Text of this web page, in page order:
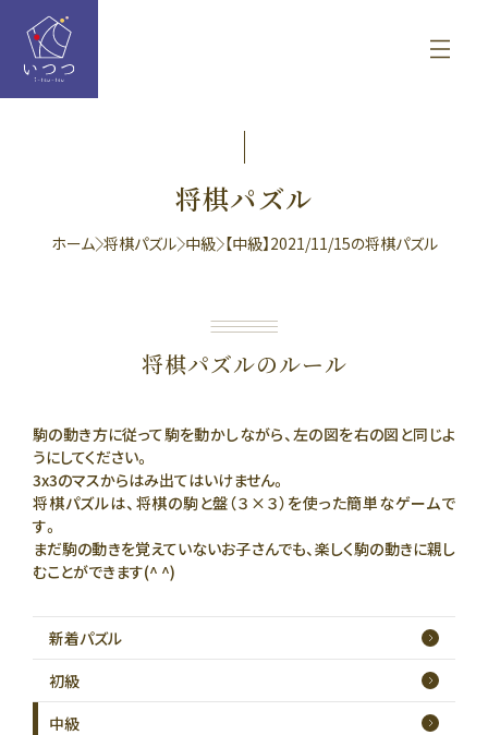
将棋パズル
ホーム 将棋パズル 中級 【中級】2021/11/15の将棋パズル
将棋パズルのルール
駒の動き方に従って駒を動かしながら、左の図を右の図と同じよ
うにしてください。
3x3のマスからはみ出てはいけません。
将棋パズルは、将棋の駒と盤（３×３）を使った簡単なゲームで
す。
まだ駒の動きを覚えていないお子さんでも、楽しく駒の動きに親し
むことができます(^ ^)
新着パズル
初級
中級